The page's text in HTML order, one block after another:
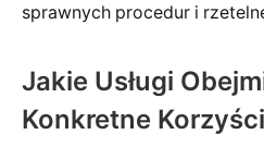
sprawnych procedur i
Jakie Usługi
Konkretne